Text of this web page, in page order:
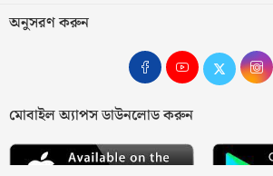
অনুসরণ করুন
মোবাইল অ্যাপস ডাউনলোড করুন